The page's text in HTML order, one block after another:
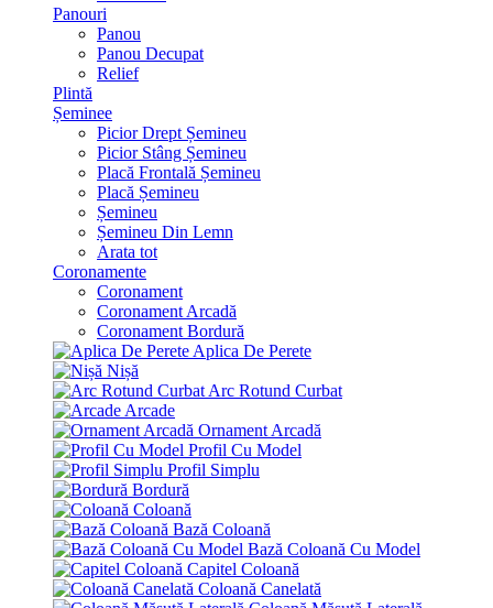
Panouri
Panou
Panou Decupat
Relief
Plintă
Șeminee
Picior Drept Șemineu
Picior Stâng Șemineu
Placă Frontală Șemineu
Placă Șemineu
Șemineu
Șemineu Din Lemn
Arata tot
Coronamente
Coronament
Coronament Arcadă
Coronament Bordură
Aplica De Perete
Nișă
Arc Rotund Curbat
Arcade
Ornament Arcadă
Profil Cu Model
Profil Simplu
Bordură
Coloană
Bază Coloană
Bază Coloană Cu Model
Capitel Coloană
Coloană Canelată